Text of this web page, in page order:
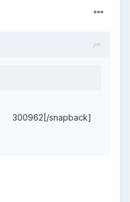
300962[/snapback]